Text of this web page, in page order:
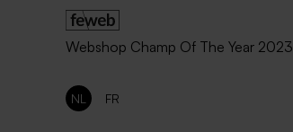
Webshop Champ Of The Year 2023
NL FR